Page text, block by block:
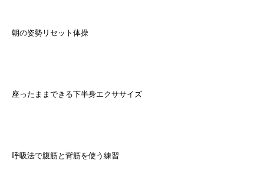
朝の姿勢リセット体操
座ったままできる下半身エクササイズ
呼吸法で腹筋と背筋を使う練習